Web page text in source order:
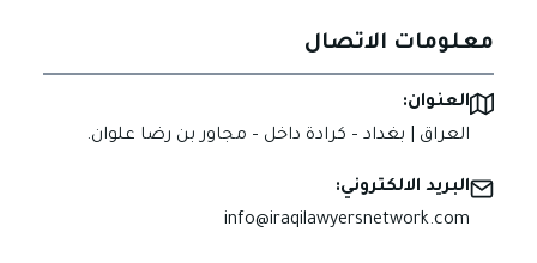
معلومات الاتصال
العنوان:
العراق | بغداد – كرادة داخل – مجاور بن رضا علوان.
البريد الالكتروني:
info@iraqilawyersnetwork.com